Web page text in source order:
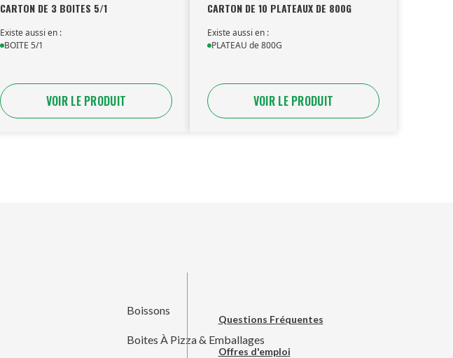
CARTON DE 3 BOITES 5/1
Existe aussi en :
BOITE 5/1
VOIR LE PRODUIT
CARTON DE 10 PLATEAUX DE 800G
Existe aussi en :
PLATEAU de 800G
VOIR LE PRODUIT
Boissons
Boites À Pizza & Emballages
Questions Fréquentes
Offres d'emploi